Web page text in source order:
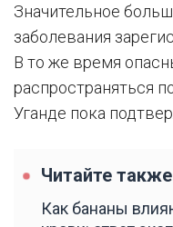
Значительное
заболевания
В то же время
распространяться
Уганде пока
Читайте также
Как бананы